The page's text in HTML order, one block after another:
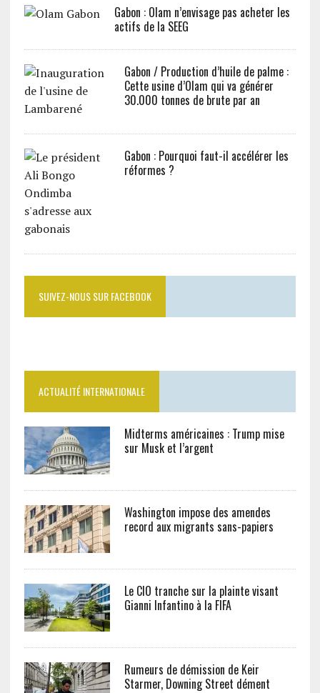
Gabon : Olam n’envisage pas acheter les
actifs de la SEEG
Gabon / Production d’huile de palme :
Cette usine d’Olam qui va générer
30.000 tonnes de brute par an
Gabon : Pourquoi faut-il accélérer les
réformes ?
SUIVEZ-NOUS SUR FACEBOOK
ACTUALITÉ INTERNATIONALE
Midterms américaines : Trump mise
sur Musk et l’argent
Washington impose des amendes
record aux migrants sans-papiers
Le CIO tranche sur la plainte visant
Gianni Infantino à la FIFA
Rumeurs de démission de Keir
Starmer, Downing Street dément